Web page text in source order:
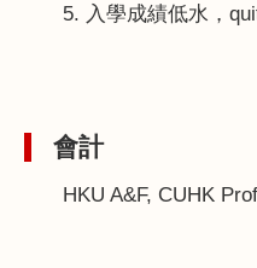
5. 入學成績低水，
會計
HKU A&F, CUHK